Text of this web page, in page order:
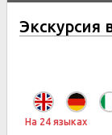
На 24 языках